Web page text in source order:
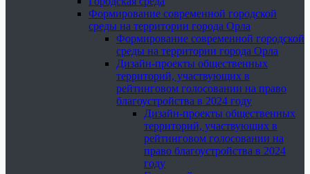
Формирование современной городской
среды на территории города Орла
Формирование современной городской
среды на территории города Орла
Дизайн-проекты общественных
территорий, участвующих в
рейтинговом голосовании на право
благоустройства в 2024 году
Дизайн-проекты общественных
территорий, участвующих в
рейтинговом голосовании на
право благоустройства в 2024
году